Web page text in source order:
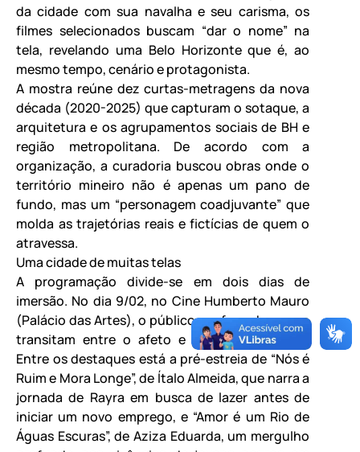
da cidade com sua navalha e seu carisma, os
filmes selecionados buscam “dar o nome” na
tela, revelando uma Belo Horizonte que é, ao
mesmo tempo, cenário e protagonista.
A mostra reúne dez curtas-metragens da nova
década (2020-2025) que capturam o sotaque, a
arquitetura e os agrupamentos sociais de BH e
região metropolitana. De acordo com a
organização, a curadoria buscou obras onde o
território mineiro não é apenas um pano de
fundo, mas um “personagem coadjuvante” que
molda as trajetórias reais e fictícias de quem o
atravessa.
Uma cidade de muitas telas
A programação divide-se em dois dias de
imersão. No dia 9/02, no Cine Humberto Mauro
(Palácio das Artes), o público confere obras que
transitam entre o afeto e a denúncia social.
Entre os destaques está a pré-estreia de “Nós é
Ruim e Mora Longe”, de Ítalo Almeida, que narra a
jornada de Rayra em busca de lazer antes de
iniciar um novo emprego, e “Amor é um Rio de
Águas Escuras”, de Aziza Eduarda, um mergulho